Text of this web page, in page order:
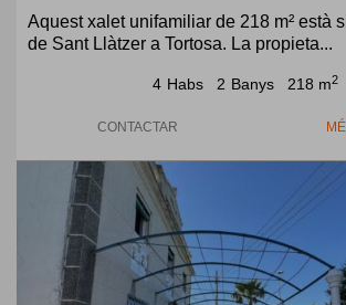
Aquest xalet unifamiliar de 218 m² està
de Sant Llàtzer a Tortosa. La propieta...
4 Habs 2 Banys 218 m2
CONTACTAR
Previous